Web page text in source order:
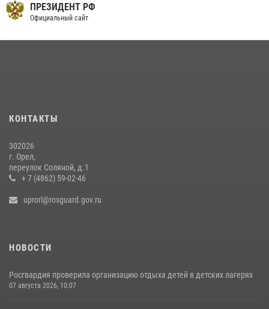
Сотрудники Росгвардии пресекли дебош в орловском кафе
30 июля 2026, 14:27
15 июля 2026, 14:49
ПРЕЗИДЕНТ РФ
Официальный сайт
КОНТАКТЫ
302026
г. Орел,
переулок Соляной, д.1
+ 7 (4862) 59-02-46
uprorl@rosguard.gov.ru
НОВОСТИ
Росгвардия проверила организацию отдыха детей в детских лагерях
07 августа 2026, 10:07